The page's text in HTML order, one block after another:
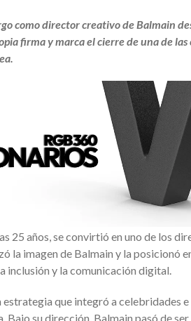
como director creativo de Balmain
firma y marca el cierre de una de las
25 años, se convirtió en uno de los
la imagen de Balmain y la posicionó
inclusión y la comunicación digital.
que integró a celebridades
Bajo su dirección, Balmain pasó de